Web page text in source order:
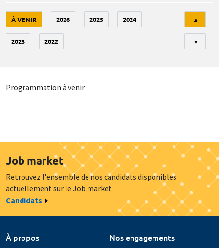
À VENIR 2026 2025 2024
2023 2022
▲
▼
Programmation à venir
Job market
Retrouvez l'ensemble de nos candidats disponibles
actuellement sur le Job market
Candidats
À propos
Nos engagements